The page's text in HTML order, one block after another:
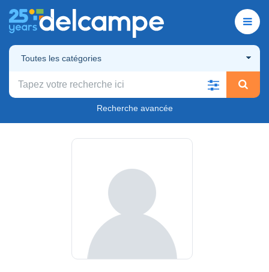
Toutes les catégories
Recherche avancée